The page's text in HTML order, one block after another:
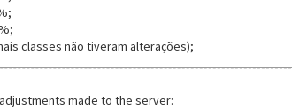
classes não tiveram alterações);
made to the server: